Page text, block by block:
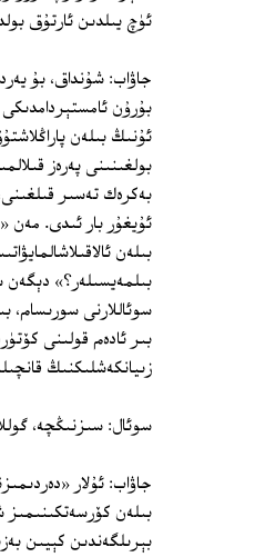
ئۈچ يىلدىن ئارتۇق
بۇرۇن ئامستېردامدىكى
ئۇنىڭ بىلەن
ئۇيغۇر بار ئىدى. مەن
بىلەن
بىلمەيسىلەر؟»
سوئاللارنى سورىسام،
بىر ئادەم قولىنى
زىيانكەشلىكنىڭ
سوئال: سىزنىڭچە،
جاۋاب: ئۇلار
بىلەن كۆرسەتكىنىمىز
بېرىلگەندىن كېيىن